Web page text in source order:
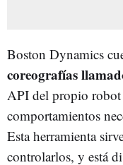
Boston Dynamics
coreografías
API del propio
comportamientos
Esta herramienta
controlarlos, y está